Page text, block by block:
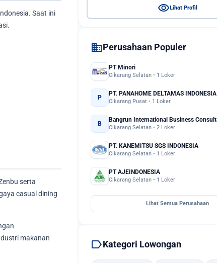
Saat ini
serta
casual dining
makanan
visibilityLihat Profil
domainPerusahaan Populer
PT Minori
Cikarang Selatan • 1 Loker
P
PT. PANAHOME DELTAMAS INDONESIA
Cikarang Pusat • 1 Loker
B
Cikarang Selatan • 2 Loker
PT. KANEMITSU SGS INDONESIA
Cikarang Selatan • 1 Loker
PT AJEINDONESIA
Cikarang Selatan • 1 Loker
Lihat Semua Perusahaan
labelKategori Lowongan